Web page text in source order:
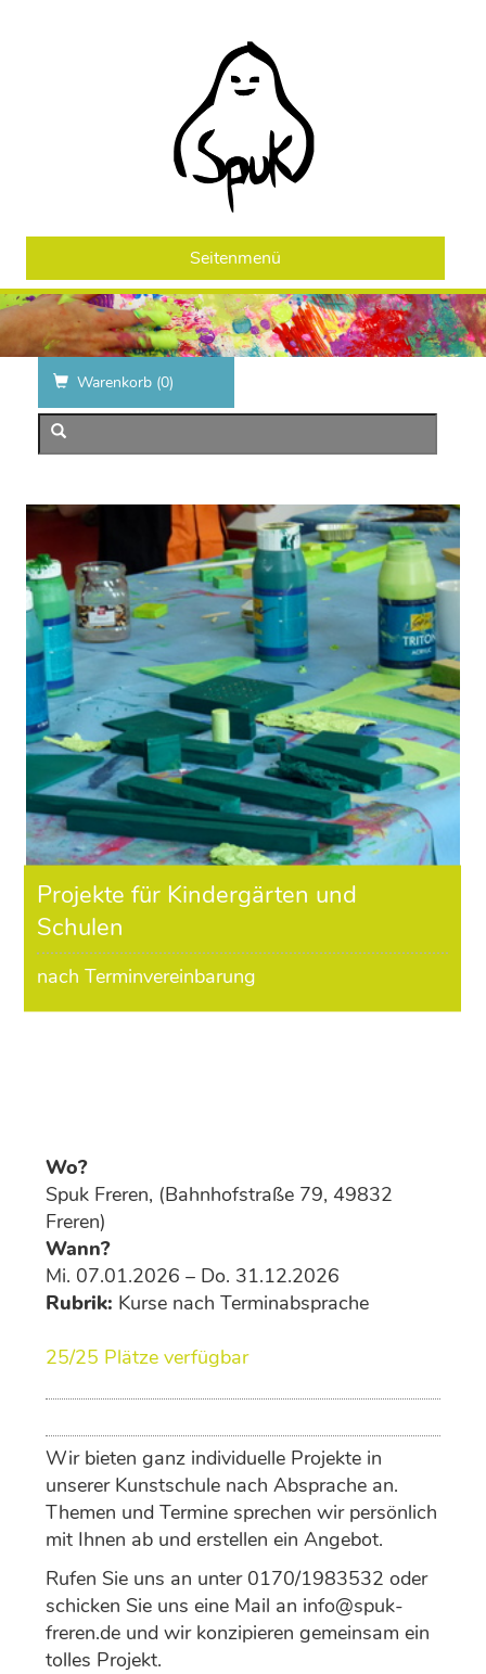
Seitenmenü
Warenkorb (0)
Projekte für Kindergärten und
Schulen
nach Terminvereinbarung
Wo?
Spuk Freren, (Bahnhofstraße 79, 49832
Freren)
Wann?
Mi. 07.01.2026 – Do. 31.12.2026
Rubrik: Kurse nach Terminabsprache
25/25 Plätze verfügbar
Wir bieten ganz individuelle Projekte in
unserer Kunstschule nach Absprache an.
Themen und Termine sprechen wir persönlich
mit Ihnen ab und erstellen ein Angebot.
Rufen Sie uns an unter 0170/1983532 oder
schicken Sie uns eine Mail an info@spuk-
freren.de und wir konzipieren gemeinsam ein
tolles Projekt.